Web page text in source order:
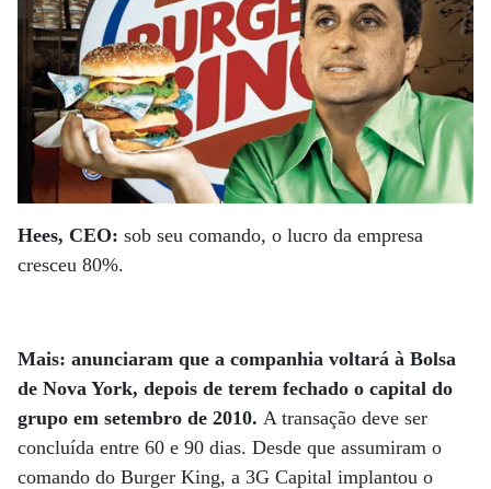
Hees, CEO: sob seu comando, o lucro da empresa
cresceu 80%.
Mais: anunciaram que a companhia voltará à Bolsa
de Nova York, depois de terem fechado o capital do
grupo em setembro de 2010. A transação deve ser
concluída entre 60 e 90 dias. Desde que assumiram o
comando do Burger King, a 3G Capital implantou o